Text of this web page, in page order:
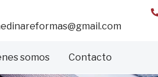
somos Contacto